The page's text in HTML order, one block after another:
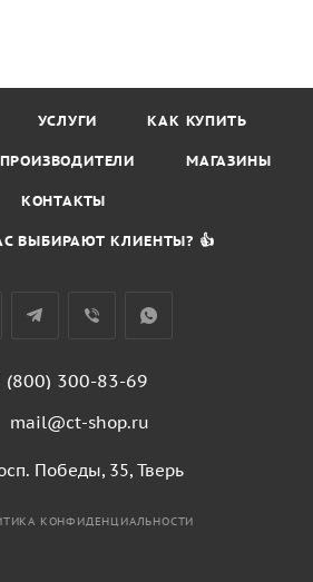
УСЛУГИ КАК КУПИТЬ
ПРОИЗВОДИТЕЛИ МАГАЗИНЫ
КОНТАКТЫ
ВЫБИРАЮТ КЛИЕНТЫ? 👍
(800) 300-83-69
mail@ct-shop.ru
Победы, 35, Тверь
КОНФИДЕНЦИАЛЬНОСТИ